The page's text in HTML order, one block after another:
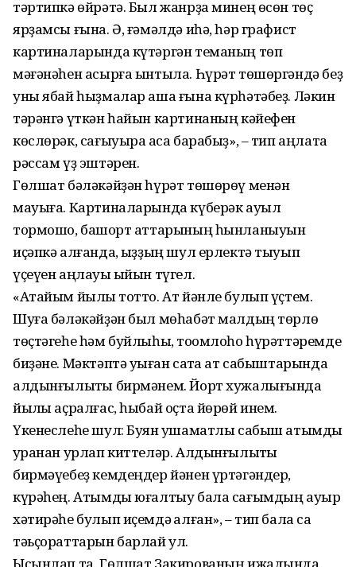
тәртипкә өйрәтә. Был жанрҙа минең өсөн төҫ
ярҙамсы ғына. Ә, ғәмәлдә иһә, һәр графист
картиналарында күтәргән теманың төп
мәғәнәһен асырға ынтыла. Һүрәт төшөргәндә беҙ
уны ябай һыҙмалар аша ғына күрһәтәбеҙ. Ләкин
тәрәнгә үткән һайын картинаның кәйефен
көслөрәк, сағыуыраҡ аса барабыҙ», – тип аңлата
рәссам үҙ эштәрен.
Гөлшат бәләкәйҙән һүрәт төшөрөү менән
мауыға. Картиналарында күберәк ауыл
тормошо, башҡорт аттарының һынланыуын
иҫәпкә алғанда, ҡыҙҙың шул ерлектә тыуып
үҫеүен аңлауы ҡыйын түгел.
«Атайым йылҡы тотто. Ат йәнле булып үҫтем.
Шуға бәләкәйҙән был мөһабәт малдың төрлө
төҫтәгеһе һәм буйлыһы, тоҡомлоһо һүрәттәремде
биҙәне. Мәктәптә уҡыған саҡта ат сабыштарында
алдынғылыҡты бирмәнем. Йорт хужалығында
йылҡы аҫралғас, һыбай оҫта йөрөй инем.
Үкенеслеһе шул: Буян ҡушаматлы сабыш атымды
ҡуранан урлап киттеләр. Алдынғылыҡты
бирмәүебеҙ кемдеңдер йәнен үртәгәндер,
күрәһең. Атымды юғалтыу бала сағымдың ауыр
хәтирәһе булып иҫемдә ҡалған», – тип бала саҡ
тәьҫораттарын барлай ул.